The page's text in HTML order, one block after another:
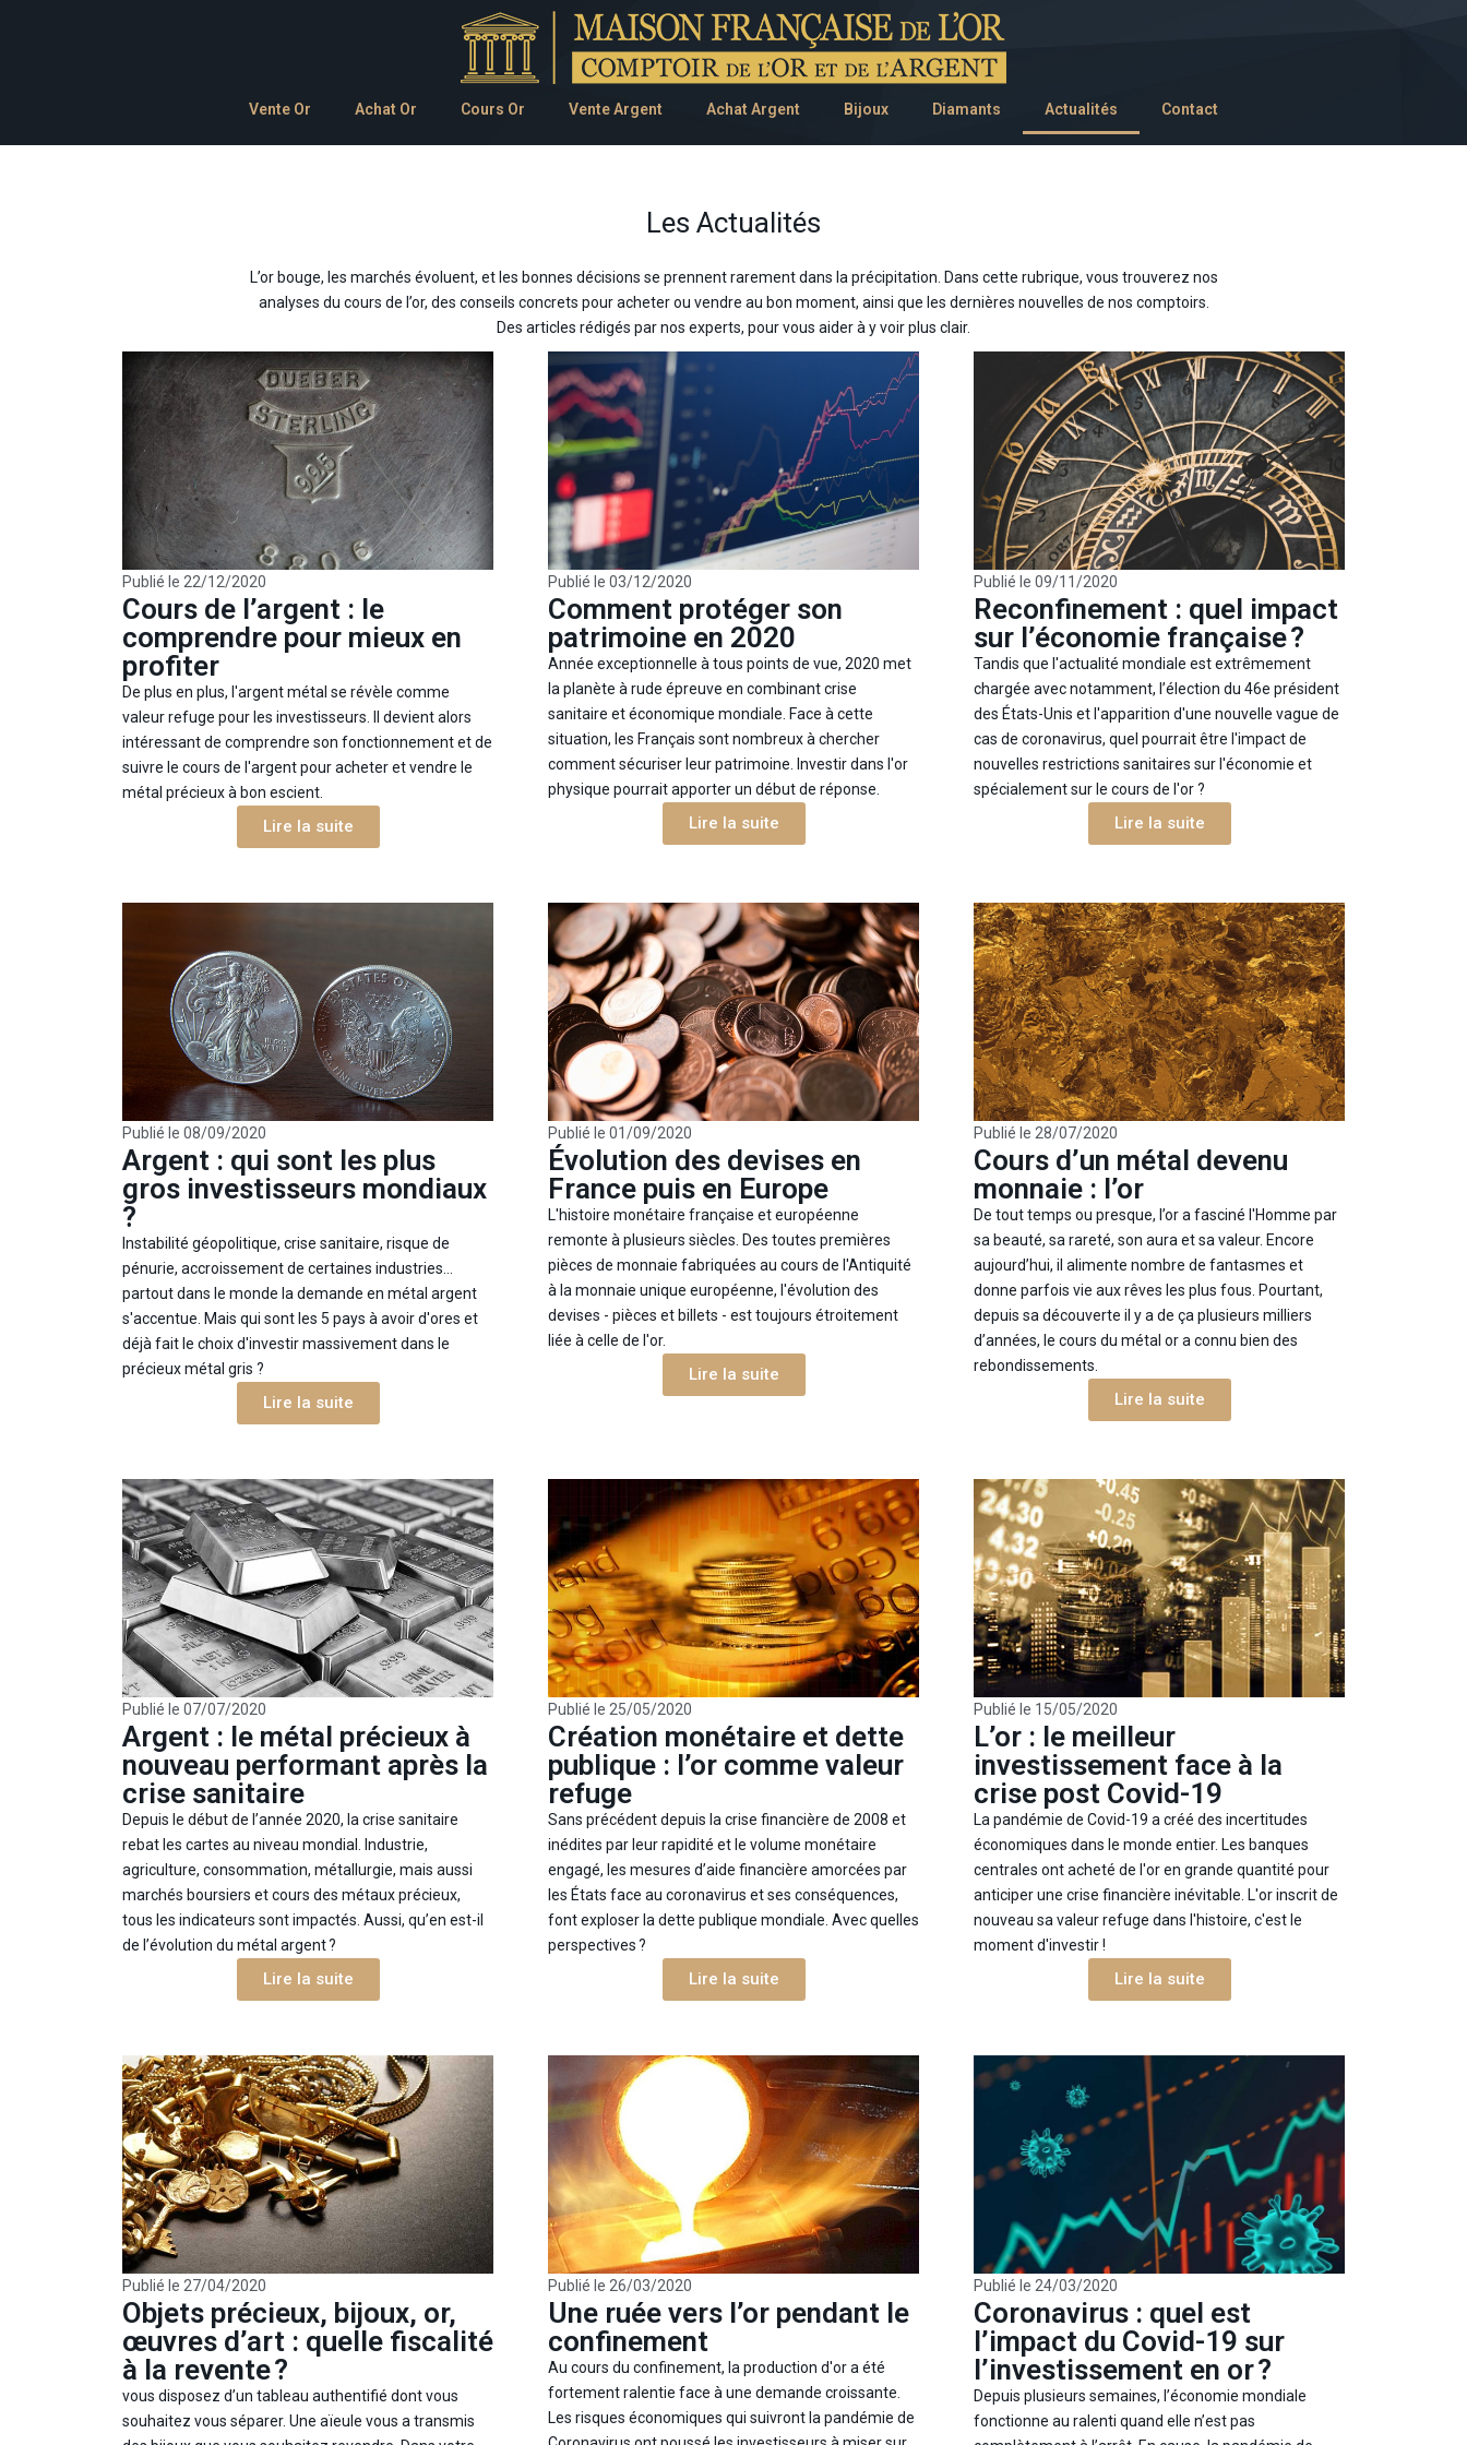
Vente Or Achat Or Cours Or Vente Argent Achat Argent Bijoux Diamants Actualités Contact
Les Actualités
L’or bouge, les marchés évoluent, et les bonnes décisions se prennent rarement dans la précipitation. Dans cette rubrique, vous trouverez nos
analyses du cours de l’or, des conseils concrets pour acheter ou vendre au bon moment, ainsi que les dernières nouvelles de nos comptoirs.
Des articles rédigés par nos experts, pour vous aider à y voir plus clair.
Publié le 22/12/2020
Cours de l’argent : le
comprendre pour mieux en
profiter
De plus en plus, l'argent métal se révèle comme
valeur refuge pour les investisseurs. Il devient alors
intéressant de comprendre son fonctionnement et de
suivre le cours de l'argent pour acheter et vendre le
métal précieux à bon escient.
Lire la suite
Publié le 03/12/2020
Comment protéger son
patrimoine en 2020
Année exceptionnelle à tous points de vue, 2020 met
la planète à rude épreuve en combinant crise
sanitaire et économique mondiale. Face à cette
situation, les Français sont nombreux à chercher
comment sécuriser leur patrimoine. Investir dans l'or
physique pourrait apporter un début de réponse.
Lire la suite
Publié le 09/11/2020
Reconfinement : quel impact
sur l’économie française ?
Tandis que l'actualité mondiale est extrêmement
chargée avec notamment, l’élection du 46e président
des États-Unis et l'apparition d'une nouvelle vague de
cas de coronavirus, quel pourrait être l'impact de
nouvelles restrictions sanitaires sur l'économie et
spécialement sur le cours de l'or ?
Lire la suite
Publié le 08/09/2020
Argent : qui sont les plus
gros investisseurs mondiaux
?
Instabilité géopolitique, crise sanitaire, risque de
pénurie, accroissement de certaines industries...
partout dans le monde la demande en métal argent
s'accentue. Mais qui sont les 5 pays à avoir d'ores et
déjà fait le choix d'investir massivement dans le
précieux métal gris ?
Lire la suite
Publié le 01/09/2020
Évolution des devises en
France puis en Europe
L'histoire monétaire française et européenne
remonte à plusieurs siècles. Des toutes premières
pièces de monnaie fabriquées au cours de l'Antiquité
à la monnaie unique européenne, l'évolution des
devises - pièces et billets - est toujours étroitement
liée à celle de l'or.
Lire la suite
Publié le 28/07/2020
Cours d’un métal devenu
monnaie : l’or
De tout temps ou presque, l’or a fasciné l'Homme par
sa beauté, sa rareté, son aura et sa valeur. Encore
aujourd’hui, il alimente nombre de fantasmes et
donne parfois vie aux rêves les plus fous. Pourtant,
depuis sa découverte il y a de ça plusieurs milliers
d’années, le cours du métal or a connu bien des
rebondissements.
Lire la suite
Publié le 07/07/2020
Argent : le métal précieux à
nouveau performant après la
crise sanitaire
Depuis le début de l’année 2020, la crise sanitaire
rebat les cartes au niveau mondial. Industrie,
agriculture, consommation, métallurgie, mais aussi
marchés boursiers et cours des métaux précieux,
tous les indicateurs sont impactés. Aussi, qu’en est-il
de l’évolution du métal argent ?
Lire la suite
Publié le 25/05/2020
Création monétaire et dette
publique : l’or comme valeur
refuge
Sans précédent depuis la crise financière de 2008 et
inédites par leur rapidité et le volume monétaire
engagé, les mesures d’aide financière amorcées par
les États face au coronavirus et ses conséquences,
font exploser la dette publique mondiale. Avec quelles
perspectives ?
Lire la suite
Publié le 15/05/2020
L’or : le meilleur
investissement face à la
crise post Covid-19
La pandémie de Covid-19 a créé des incertitudes
économiques dans le monde entier. Les banques
centrales ont acheté de l'or en grande quantité pour
anticiper une crise financière inévitable. L'or inscrit de
nouveau sa valeur refuge dans l'histoire, c'est le
moment d'investir !
Lire la suite
Publié le 27/04/2020
Objets précieux, bijoux, or,
œuvres d’art : quelle fiscalité
à la revente ?
vous disposez d’un tableau authentifié dont vous
souhaitez vous séparer. Une aïeule vous a transmis
Publié le 26/03/2020
Une ruée vers l’or pendant le
confinement
Au cours du confinement, la production d'or a été
fortement ralentie face à une demande croissante.
Les risques économiques qui suivront la pandémie de
Publié le 24/03/2020
Coronavirus : quel est
l’impact du Covid-19 sur
l’investissement en or ?
Depuis plusieurs semaines, l’économie mondiale
fonctionne au ralenti quand elle n’est pas